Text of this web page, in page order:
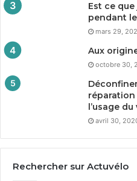
Est ce
pendant
mars 29,
Aux
octobre 30,
réparation
l’usage du
avril 30,
Rechercher sur Actuvélo